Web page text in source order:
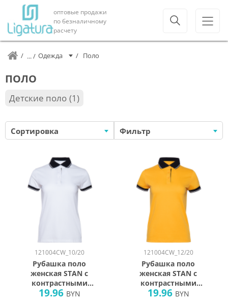
оптовые продажи
по безналичному
расчету
Одежда Поло
ПОЛО
Детские поло 1
Сортировка Фильтр
121004CW_10/20
Рубашка поло
женская STAN с
контрастными
деталями хлопок/
19.96 BYN
121004CW_12/20
Рубашка поло
женская STAN с
контрастными
деталями хлопок/
19.96 BYN